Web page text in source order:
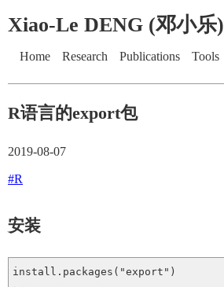
Xiao-Le DENG (邓小乐)
Home Research Publications Tools
R语言的export包
2019-08-07
#R
安装
install.packages("export")